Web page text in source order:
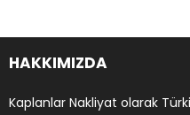
HAKKIMIZDA
Kaplanlar Nakliyat olarak